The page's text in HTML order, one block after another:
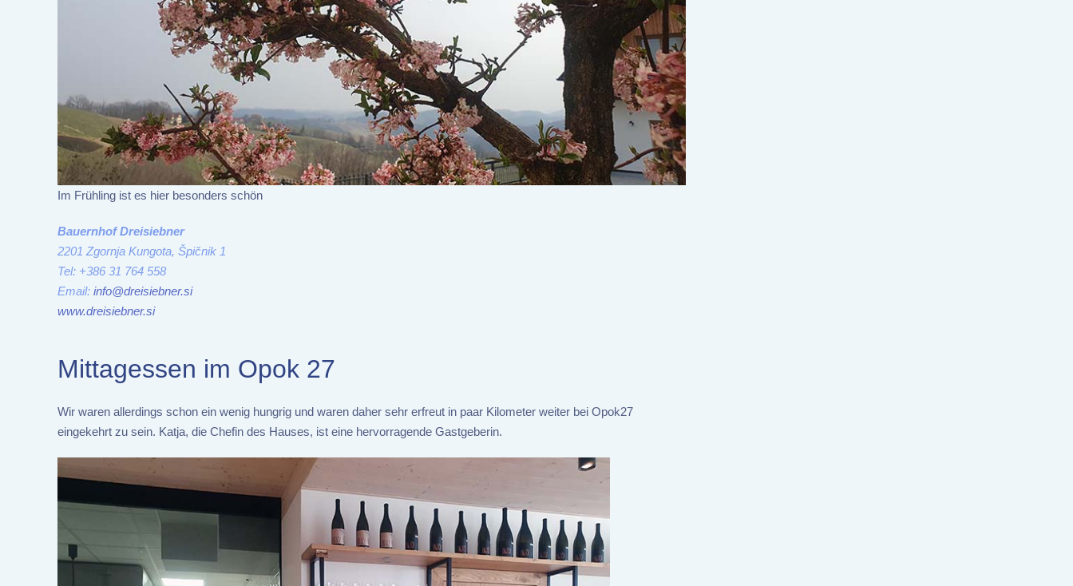
Im Frühling ist es hier besonders schön
Bauernhof Dreisiebner
2201 Zgornja Kungota, Špičnik 1
Tel: +386 31 764 558
Email: info@dreisiebner.si
www.dreisiebner.si
Mittagessen im Opok 27
Wir waren allerdings schon ein wenig hungrig und waren daher sehr erfreut in paar Kilometer weiter bei Opok27
eingekehrt zu sein. Katja, die Chefin des Hauses, ist eine hervorragende Gastgeberin.